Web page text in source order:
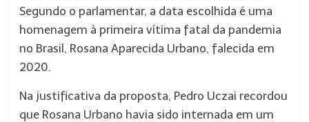
Segundo o parlamentar, a data escolhida é uma
homenagem à primeira vítima fatal da pandemia
no Brasil, Rosana Aparecida Urbano, falecida em
2020.
Na justificativa da proposta, Pedro Uczai recordou
que Rosana Urbano havia sido internada em um